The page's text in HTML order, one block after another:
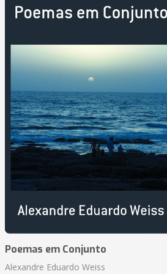
Poemas em Conjunto
Alexandre Eduardo Weiss